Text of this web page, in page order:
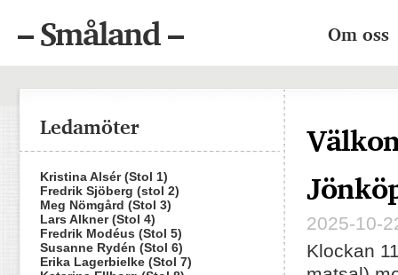
– Småland – Om oss
2025-10-
Klockan
Ledamöter
Kristina Alsér (Stol 1)
Fredrik Sjöberg (stol 2)
Meg Nömgård (Stol 3)
Lars Alkner (Stol 4)
Fredrik Modéus (Stol 5)
Susanne Rydén (Stol 6)
Erika Lagerbielke (Stol 7)